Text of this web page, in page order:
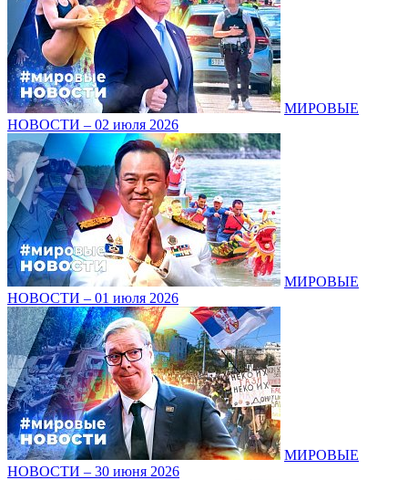
МИРОВЫЕ
НОВОСТИ – 02 июля 2026
МИРОВЫЕ
НОВОСТИ – 01 июля 2026
МИРОВЫЕ
НОВОСТИ – 30 июня 2026